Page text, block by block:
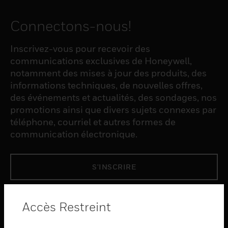
Connectons-nous!
Inscrivez-vous pour recevoir des
communications exclusives de Honeywell,
notamment des mises à jour des produits, des
informations techniques, de nouvelles offres,
des événements et actualités, des sondages, nos
promotions ainsi que divers sujets connexes par
téléphone, courriel et autres formes de
communication électronique.
S'INSCRIRE
Accès Restreint